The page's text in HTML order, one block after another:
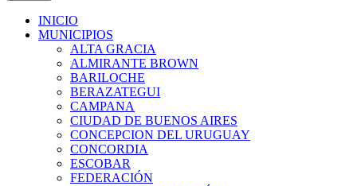
INICIO
MUNICIPIOS
ALTA GRACIA
ALMIRANTE BROWN
BARILOCHE
BERAZATEGUI
CAMPANA
CIUDAD DE BUENOS AIRES
CONCEPCION DEL URUGUAY
CONCORDIA
ESCOBAR
FEDERACIÓN